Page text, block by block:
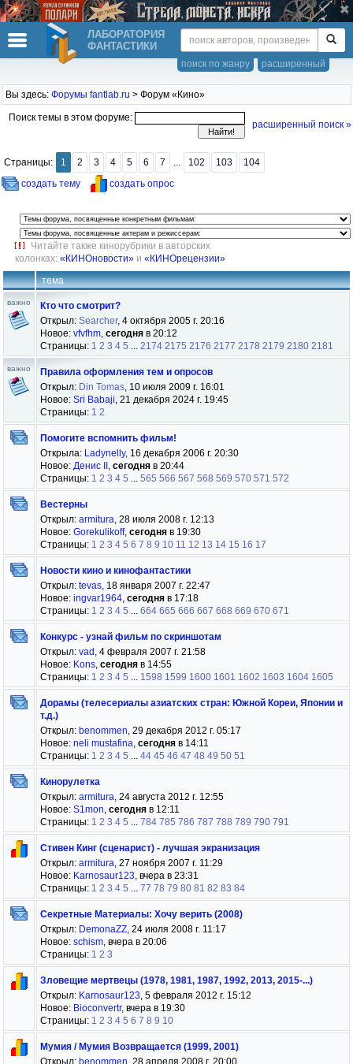
ЛАБОРАТОРИЯ
ФАНТАСТИКИ
расширенный
поиск по жанру
Вы здесь: Форумы fantlab.ru > Форум «Кино»
Поиск темы в этом форуме:
расширенный поиск »
Страницы: 1 2 3 4 5 6 7 ... 102 103
104
создать тему
создать опрос
Читайте также кинорубрики в авторских
колонках: «КИНОновости» и «КИНОрецензии»
тема
важно
Кто что смотрит?
Открыл: Searcher, 4 октября 2005 г. 20:16
Новое: vfvfhm, сегодня в 20:12
Страницы: 1 2 3 4 5 ... 2174 2175 2176 2177 2178 2179 2180 2181
важно
Правила оформления тем и опросов
Открыл: Din Tomas, 10 июля 2009 г. 16:01
Новое: Sri Babaji, 21 декабря 2024 г. 19:45
Страницы: 1 2
Помогите вспомнить фильм!
Открыла: Ladynelly, 16 декабря 2006 г. 20:30
Новое: Денис II , сегодня в 20:44
Страницы: 1 2 3 4 5 ... 565 566 567 568 569 570 571 572
Вестерны
Открыл: armitura, 28 июля 2008 г. 12:13
Новое: Gorekulikoff, сегодня в 19:30
Страницы: 1 2 3 4 5 6 7 8 9 10 11 12 13 14 15 16 17
Новости кино и кинофантастики
Открыл: tevas, 18 января 2007 г. 22:47
Новое: ingvar1964, сегодня в 17:18
Страницы: 1 2 3 4 5 ... 664 665 666 667 668 669 670 671
Конкурс - узнай фильм по скриншотам
Открыл: vad , 4 февраля 2007 г. 21:58
Новое: Kons, сегодня в 14:55
Страницы: 1 2 3 4 5 ... 1598 1599 1600 1601 1602 1603 1604 1605
Дорамы (телесериалы азиатских стран: Южной Кореи, Японии и
т.д.)
Открыл: benommen, 29 декабря 2012 г. 05:17
Новое: neli mustafina, сегодня в 14:11
Страницы: 1 2 3 4 5 ... 44 45 46 47 48 49 50 51
Кинорулетка
Открыл: armitura, 24 августа 2012 г. 12:55
Новое: S1mon, сегодня в 12:11
Страницы: 1 2 3 4 5 ... 784 785 786 787 788 789 790 791
Стивен Кинг (сценарист) - лучшая экранизация
Открыл: armitura, 27 ноября 2007 г. 11:29
Новое: Karnosaur123, вчера в 23:31
Страницы: 1 2 3 4 5 ... 77 78 79 80 81 82 83 84
Секретные Материалы: Хочу верить (2008)
Открыл: DemonaZZ, 24 июля 2008 г. 11:17
Новое: schism, вчера в 20:06
Страницы: 1 2 3
Зловещие мертвецы (1978, 1981, 1987, 1992, 2013, 2015-...)
Открыл: Karnosaur123, 5 февраля 2012 г. 15:12
Новое: Bioconvertr, вчера в 19:30
Страницы: 1 2 3 4 5 6 7 8 9 10
Мумия / Мумия Возвращается (1999, 2001)
Открыл: benommen, 28 апреля 2008 г. 20:00